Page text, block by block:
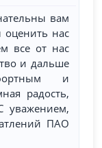
вам
нас
все от нас
и дальше
и
радость,
уважением,
ПАО